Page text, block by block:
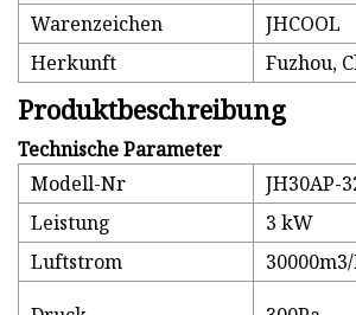
Warenzeichen
JHCOOL
Herkunft
Fuzhou,
Produktbeschreibung
Technische Parameter
Modell-Nr
JH30AP-
Leistung
3 kW
Luftstrom